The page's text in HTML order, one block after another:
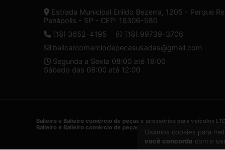
Estrada Municipal Enildo Bezerra, 1205 - Parque
Penápolis - SP - CEP: 16306-580
(18) 3652-4195
(18) 99739-3706
balicarcomerciodepecasusadas@gmail.com
Segunda a Sexta 08:00 até 18:00
Sábado das 08:00 até 12:00
Balieiro e Balieiro comércio de peças e acessórios para veículos
Balieiro e Balieiro comércio de peças e acessórios para veículos
Usamos cookies para
você concorda com o